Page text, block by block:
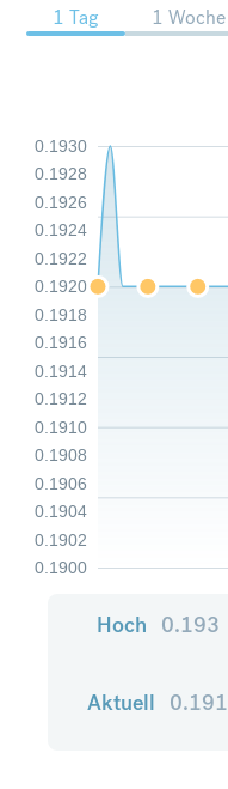
1 Tag 1 Woche
0.1900
0.1902
0.1904
0.1906
0.1908
0.1910
0.1912
0.1914
0.1916
0.1918
0.1920
0.1922
0.1924
0.1926
0.1928
0.1930
Hoch 0.193
Aktuell 0.191